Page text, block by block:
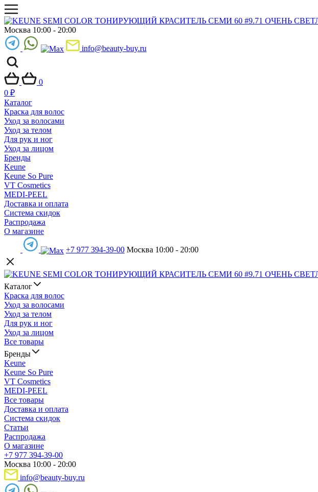
Москва 10:00 - 20:00
info@beauty-buy.ru
0
0 ₽
Каталог
Краска для волос
Уход за волосами
Уход за телом
Для рук и ног
Уход за лицом
Бренды
Keune
Keune So Pure
VT Cosmetics
MEDI-PEEL
Доставка и оплата
Система скидок
Распродажа
О магазине
+7 977 394-39-00 Москва 10:00 - 20:00
Каталог
Краска для волос
Уход за волосами
Уход за телом
Для рук и ног
Уход за лицом
Все товары
Бренды
Keune
Keune So Pure
VT Cosmetics
MEDI-PEEL
Все товары
Доставка и оплата
Система скидок
Статьи
Распродажа
О магазине
+7 977 394-39-00
Москва 10:00 - 20:00
info@beauty-buy.ru